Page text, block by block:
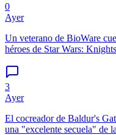
0
Ayer
Un veterano de BioWare
héroes de Star Wars:
3
Ayer
El cocreador de Baldur's
una "excelente secuela" de